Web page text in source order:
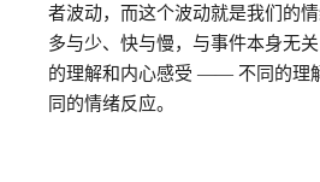
者波动，而这个波动就是我们的情
多与少、快与慢，与事件本身无
的理解和内心感受 —— 不同的理
同的情绪反应。